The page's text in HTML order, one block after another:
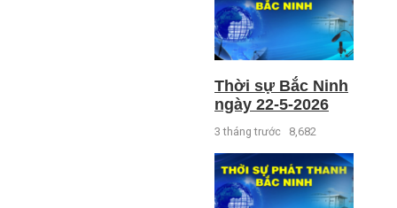
Thời sự Bắc Ninh
ngày 22-5-2026
3 tháng trước 8,682